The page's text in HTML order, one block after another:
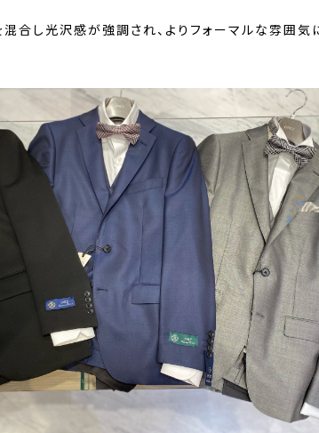
合し光沢感が強調され、よりフォーマルな雰囲気